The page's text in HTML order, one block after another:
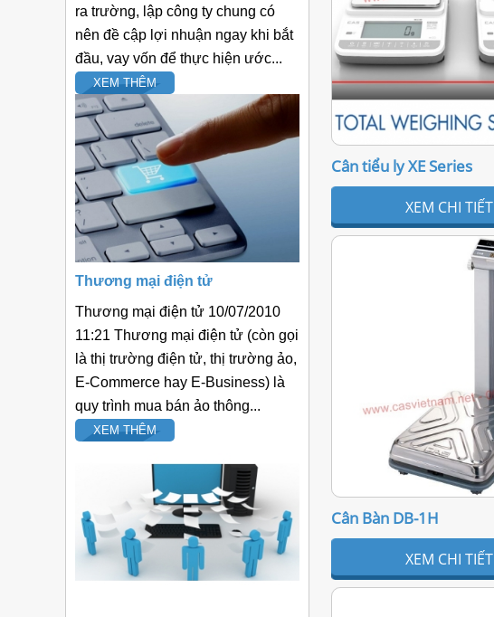
ra trường, lập công ty chung có
nên đề cập lợi nhuận ngay khi bắt
đầu, vay vốn để thực hiện ước...
XEM THÊM
Thương mại điện tử
Thương mại điện tử 10/07/2010
11:21 Thương mại điện tử (còn gọi
là thị trường điện tử, thị trường ảo,
E-Commerce hay E-Business) là
quy trình mua bán ảo thông...
XEM THÊM
Cân tiểu ly XE Series
XEM CHI TIẾT
Cân Bàn DB-1H
XEM CHI TIẾT